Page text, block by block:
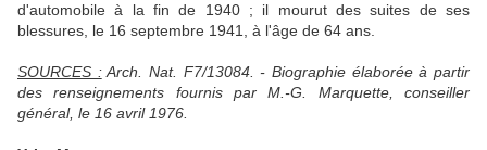
d'automobile à la fin de 1940 ; il mourut des suites de ses
blessures, le 16 septembre 1941, à l'âge de 64 ans.
SOURCES :Arch. Nat. F7/13084. - Biographie élaborée à partir
des renseignements fournis par M.-G. Marquette, conseiller
général, le 16 avril 1976.